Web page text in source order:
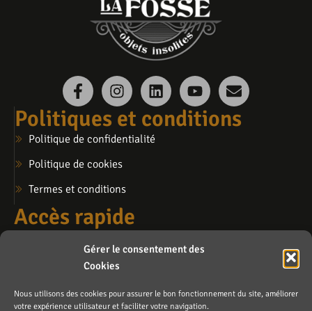
Gérer le consentement des
Cookies
Nous utilisons des cookies pour assurer le bon fonctionnement du site, améliorer
votre expérience utilisateur et faciliter votre navigation.
Politiques et conditions
Politique de confidentialité
Politique de cookies
Termes et conditions
Accès rapide
Ma liste de souhaits